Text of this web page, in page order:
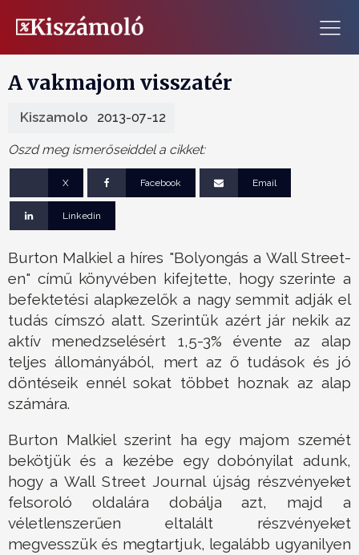
A vakmajom visszatér
Kiszamolo 2013-07-12
Oszd meg ismerőseiddel a cikket:
X Facebook Email
Linkedin
Burton Malkiel a híres "Bolyongás a Wall Street-
en" című könyvében kifejtette, hogy szerinte a
befektetési alapkezelők a nagy semmit adják el
tudás címszó alatt. Szerintük azért jár nekik az
aktív menedzselésért 1,5-3% évente az alap
teljes állományából, mert az ő tudások és jó
döntéseik ennél sokat többet hoznak az alap
számára.
Burton Malkiel szerint ha egy majom szemét
bekötjük és a kezébe egy dobónyilat adunk,
hogy a Wall Street Journal újság részvényeket
felsoroló oldalára dobálja azt, majd a
véletlenszerűen eltalált részvényeket
megvesszük és megtartjuk, legalább ugyanilyen